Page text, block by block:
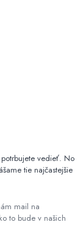
vedieť. No
tie najčastejšie
mail na
to bude v našich